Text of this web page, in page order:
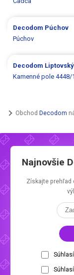
Decodom Púchov
Púchov
Decodom
Kamenné pole 4448/1
Obchod Decodom
Najnovšie
Získajte prehľad